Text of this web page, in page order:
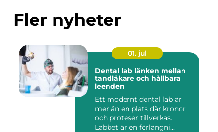
Fler nyheter
01. jul
Dental lab länken mellan
tandläkare och hållbara
leenden
Ett modernt dental lab är
mer än en plats där kronor
och proteser tillverkas.
Labbet är en förlängni...